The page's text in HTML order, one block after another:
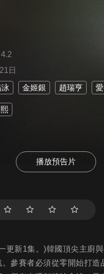
4.2
日
金姬銀 趙瑞亨
播放預告片
更新1集。)韓國頂尖主廚
參賽者必須從零開始打